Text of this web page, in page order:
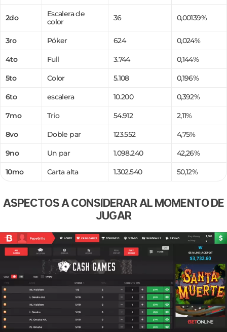
2do
Escalera de
color
36 0,00139%
3ro Póker 624 0,024%
4to Full 3.744 0,144%
5to Color 5.108 0,196%
6to escalera 10.200 0,392%
7mo Trio 54.912 2,11%
8vo Doble par 123.552 4,75%
9no Un par 1.098.240 42,26%
10mo Carta alta 1.302.540 50,12%
ASPECTOS A CONSIDERAR AL MOMENTO DE
JUGAR